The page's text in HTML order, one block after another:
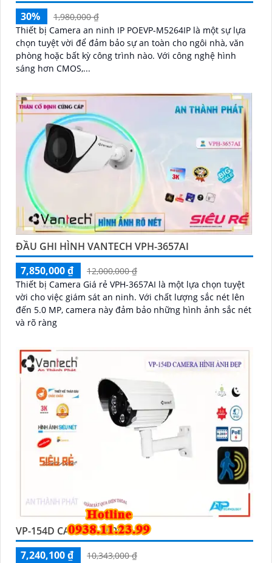
30%
1,980,000 ₫
Thiết bị Camera an ninh IP POEVP-M5264IP là một sự lựa
chọn tuyệt vời để đảm bảo sự an toàn cho ngôi nhà, văn
phòng hoặc bất kỳ công trình nào. Với công nghệ hình
sáng hơn CMOS,...
ĐẦU GHI HÌNH VANTECH VPH-3657AI
7,850,000 ₫
12,000,000 ₫
Thiết bị Camera Giá rẻ VPH-3657AI là một lựa chọn tuyệt
vời cho việc giám sát an ninh. Với chất lượng sắc nét lên
đến 5.0 MP, camera này đảm bảo những hình ảnh sắc nét
và rõ ràng
VP-154D CAMERA IP POE
7,240,100 ₫
10,343,000 ₫